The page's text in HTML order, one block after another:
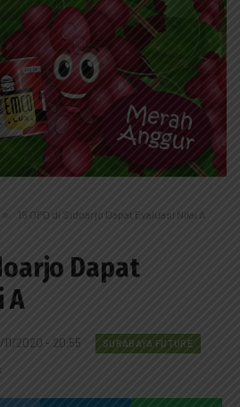
» 15 OPD di Sidoarjo Dapat Evaluasi Nilai A
Dapat
A
11/2020 - 20:55 SURABAYA FUTURE